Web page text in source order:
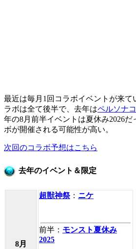
最近は毎月1回コラボイベントが来て
ラボは全て後半で、去年はペルソナ
年の8月前半イベントは夏休み2026だ
ボが開催される可能性が高い。
次回のコラボ予想はこちら
去年のイベント＆限定
8月
超獣神祭： ニケ
前半： モンスト夏休み
2025